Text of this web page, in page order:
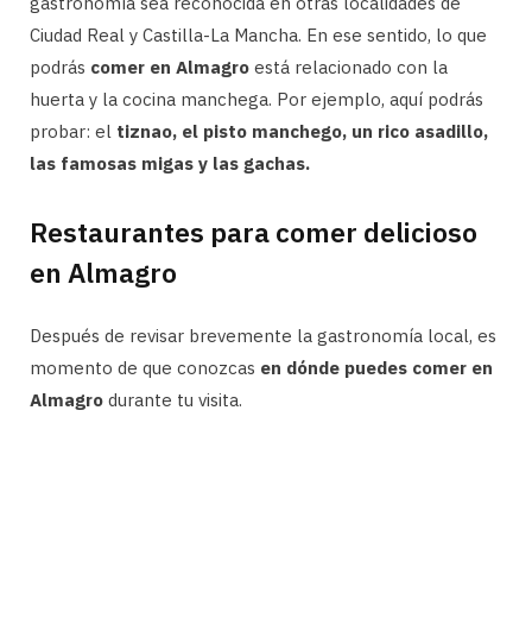
Ciudad Real y Castilla-La Mancha. En ese sentido, lo que
podrás comer en Almagro está relacionado con la
huerta y la cocina manchega. Por ejemplo, aquí podrás
probar: el tiznao, el pisto manchego, un rico asadillo,
las famosas migas y las gachas.
Restaurantes para comer delicioso
en Almagro
Después de revisar brevemente la gastronomía local, es
momento de que conozcas en dónde puedes comer en
Almagro durante tu visita.